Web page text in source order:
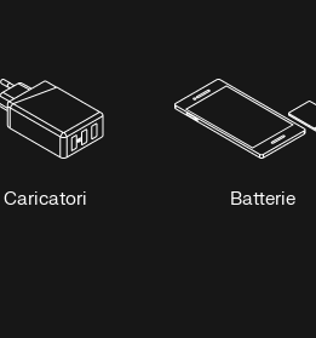
Caricatori Batterie